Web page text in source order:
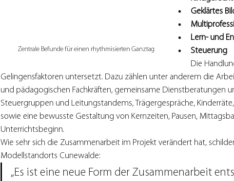
Zentrale Befunde für einen rhythmisierten Ganztag
Geklärtes
Lern- und
Steuerung
Die
Gelingensfaktoren untersetzt. Dazu zählen unter anderem die
und pädagogischen Fachkräften, gemeinsame Dienstberatungen
Steuergruppen und Leitungstandems, Trägergespräche,
sowie eine bewusste Gestaltung von Kernzeiten, Pausen,
Unterrichtsbeginn.
Wie sehr sich die Zusammenarbeit im Projekt verändert hat,
Modellstandorts Cunewalde:
„Es ist eine neue Form der Zusammenarbeit